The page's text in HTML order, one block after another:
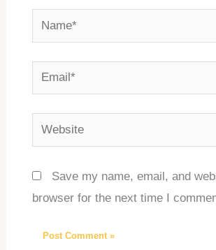
Name*
Email*
Website
Save my name, email, and
browser for the next time I